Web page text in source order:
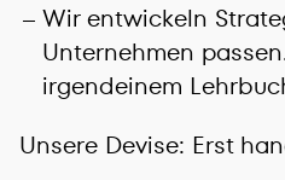
Wir entwickeln
Unternehmen
irgendeinem
Unsere Devise: Erst